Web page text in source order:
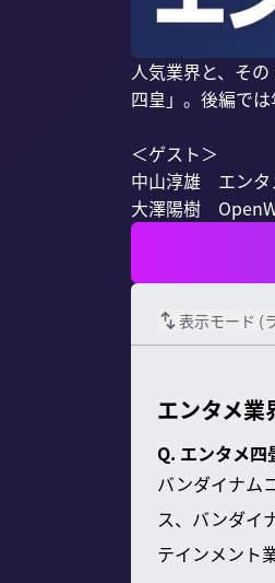
人気業界と、そ
四皇」。後編では
＜ゲスト＞
中山淳雄　エン
大澤陽樹　
表示モード (
エンタメ
Q. エンタメ四
バンダイナム
ス、バンダイ
テインメント